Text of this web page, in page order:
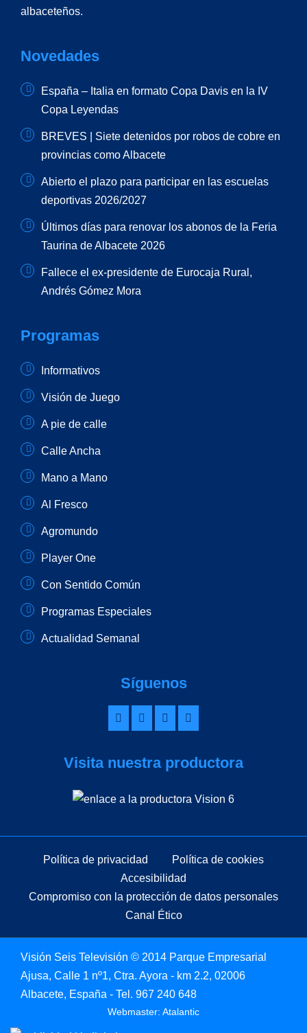
albaceteños.
Novedades
España – Italia en formato Copa Davis en la IV
Copa Leyendas
BREVES | Siete detenidos por robos de cobre en
provincias como Albacete
Abierto el plazo para participar en las escuelas
deportivas 2026/2027
Últimos días para renovar los abonos de la Feria
Taurina de Albacete 2026
Fallece el ex-presidente de Eurocaja Rural,
Andrés Gómez Mora
Programas
Informativos
Visión de Juego
A pie de calle
Calle Ancha
Mano a Mano
Al Fresco
Agromundo
Player One
Con Sentido Común
Programas Especiales
Actualidad Semanal
Síguenos
Visita nuestra productora
Política de privacidad
Política de cookies
Accesibilidad
Compromiso con la protección de datos personales
Canal Ético
Visión Seis Televisión © 2014 Parque Empresarial
Ajusa, Calle 1 nº1, Ctra. Ayora - km 2.2, 02006
Albacete, España - Tel. 967 240 648
Webmaster: Atalantic